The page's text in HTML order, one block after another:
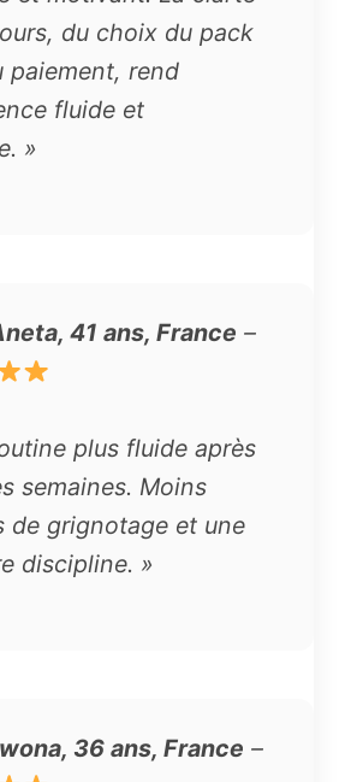
du choix du pack
paiement, rend
fluide et
»
41 ans, France –
plus fluide après
semaines. Moins
de grignotage et une
discipline. »
36 ans, France –